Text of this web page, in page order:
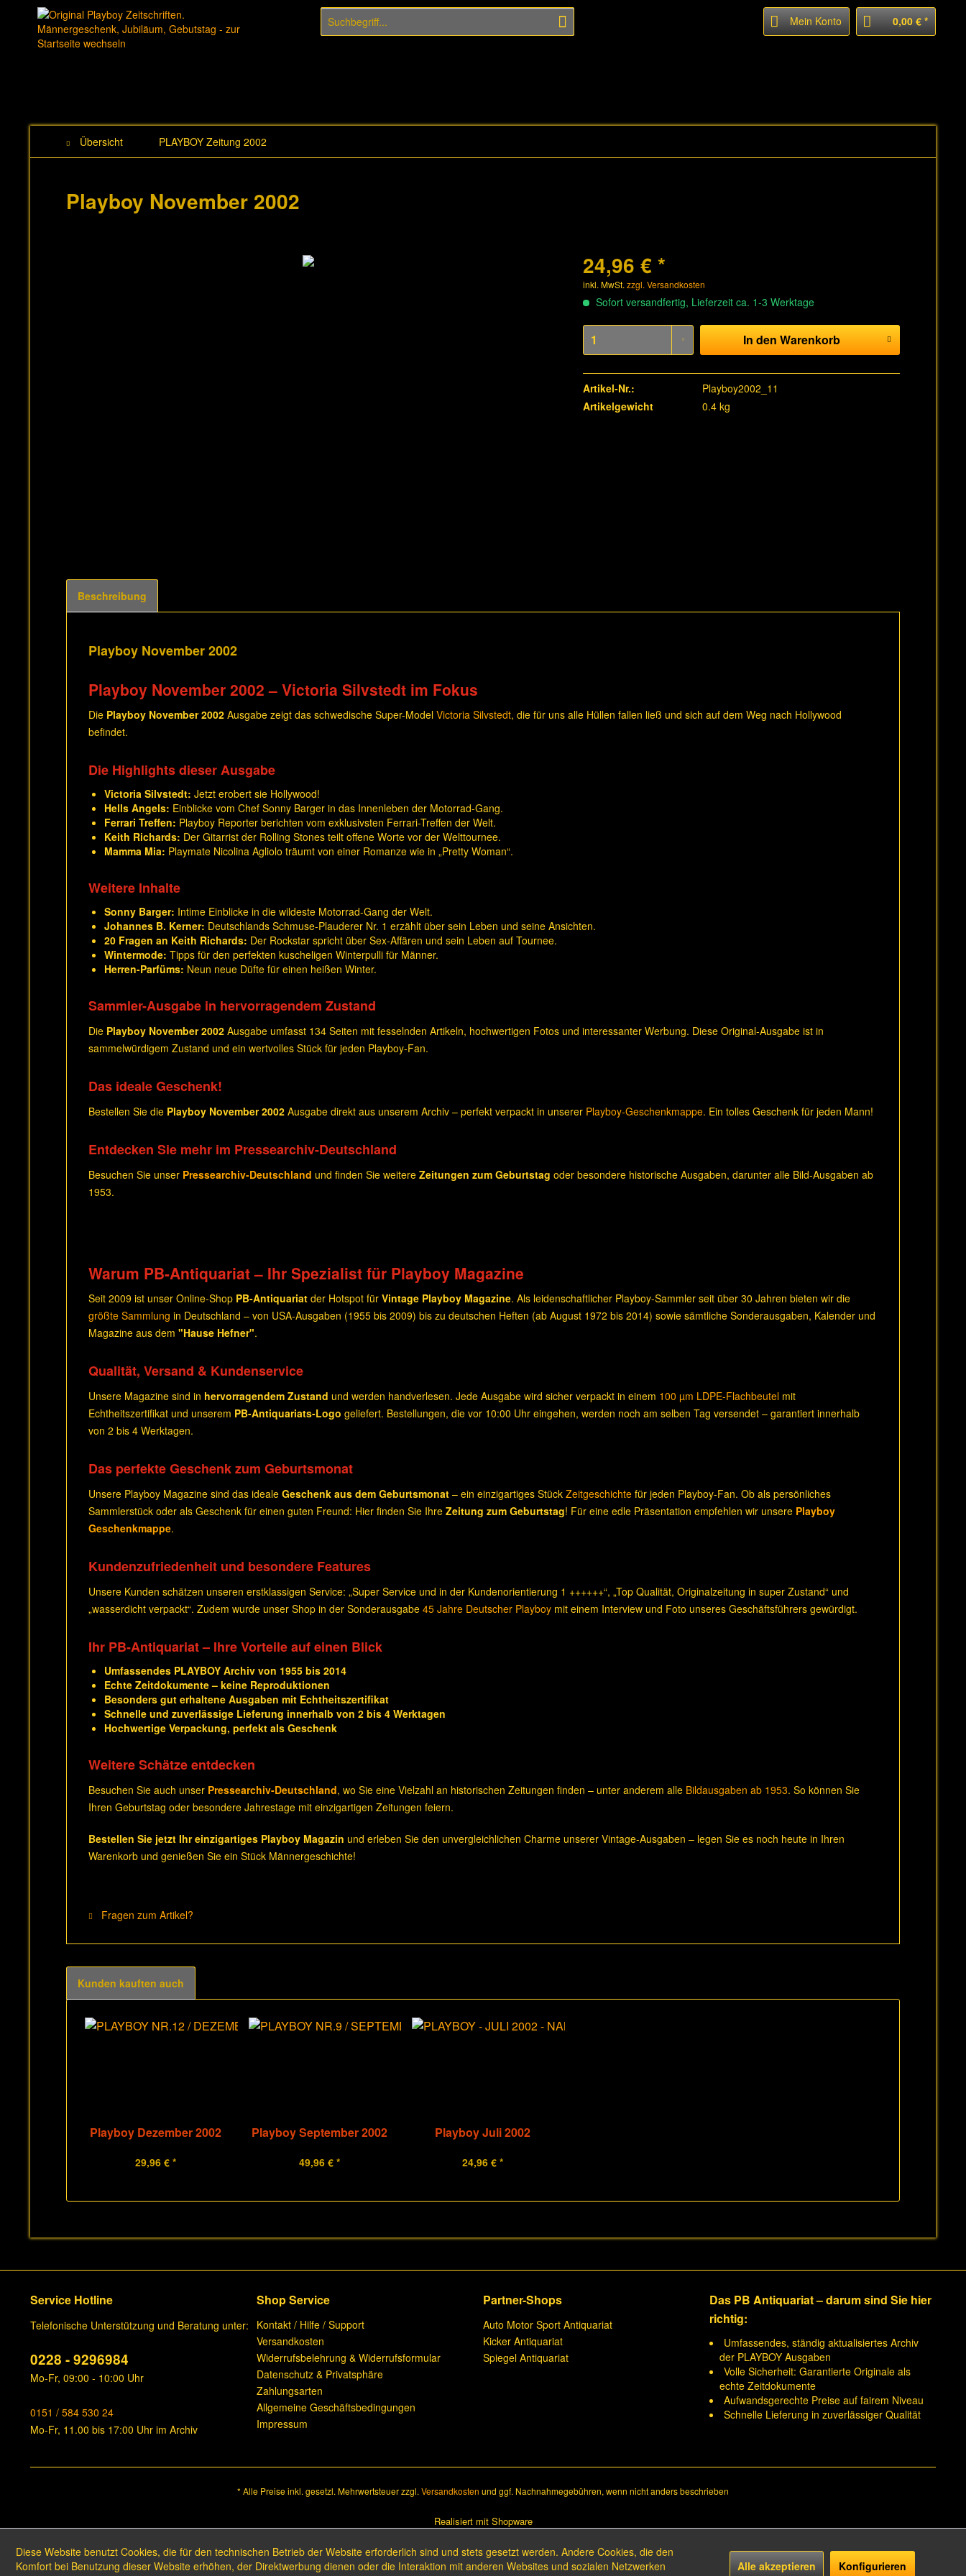
Mein Konto 0,00 € *
Übersicht PLAYBOY Zeitung 2002
Playboy November 2002
24,96 € *
inkl. MwSt.zzgl. Versandkosten
Sofort versandfertig, Lieferzeit ca. 1-3 Werktage
In den Warenkorb
Artikel-Nr.:
Playboy2002_11
Artikelgewicht
0.4 kg
Beschreibung
Playboy November 2002
Playboy November 2002 – Victoria Silvstedt im Fokus
Die Playboy November 2002 Ausgabe zeigt das schwedische Super-Model Victoria Silvstedt, die für uns alle Hüllen fallen ließ und sich auf dem Weg nach Hollywood
befindet.
Die Highlights dieser Ausgabe
Victoria Silvstedt: Jetzt erobert sie Hollywood!
Hells Angels: Einblicke vom Chef Sonny Barger in das Innenleben der Motorrad-Gang.
Ferrari Treffen: Playboy Reporter berichten vom exklusivsten Ferrari-Treffen der Welt.
Keith Richards: Der Gitarrist der Rolling Stones teilt offene Worte vor der Welttournee.
Mamma Mia: Playmate Nicolina Agliolo träumt von einer Romanze wie in „Pretty Woman“.
Weitere Inhalte
Sonny Barger: Intime Einblicke in die wildeste Motorrad-Gang der Welt.
Johannes B. Kerner: Deutschlands Schmuse-Plauderer Nr. 1 erzählt über sein Leben und seine Ansichten.
20 Fragen an Keith Richards: Der Rockstar spricht über Sex-Affären und sein Leben auf Tournee.
Wintermode: Tipps für den perfekten kuscheligen Winterpulli für Männer.
Herren-Parfüms: Neun neue Düfte für einen heißen Winter.
Sammler-Ausgabe in hervorragendem Zustand
Die Playboy November 2002 Ausgabe umfasst 134 Seiten mit fesselnden Artikeln, hochwertigen Fotos und interessanter Werbung. Diese Original-Ausgabe ist in
sammelwürdigem Zustand und ein wertvolles Stück für jeden Playboy-Fan.
Das ideale Geschenk!
Bestellen Sie die Playboy November 2002 Ausgabe direkt aus unserem Archiv – perfekt verpackt in unserer Playboy-Geschenkmappe. Ein tolles Geschenk für jeden Mann!
Entdecken Sie mehr im Pressearchiv-Deutschland
Besuchen Sie unser Pressearchiv-Deutschland und finden Sie weitere Zeitungen zum Geburtstag oder besondere historische Ausgaben, darunter alle Bild-Ausgaben ab
1953.
Warum PB-Antiquariat – Ihr Spezialist für Playboy Magazine
Seit 2009 ist unser Online-Shop PB-Antiquariat der Hotspot für Vintage Playboy Magazine. Als leidenschaftlicher Playboy-Sammler seit über 30 Jahren bieten wir die
größte Sammlung in Deutschland – von USA-Ausgaben (1955 bis 2009) bis zu deutschen Heften (ab August 1972 bis 2014) sowie sämtliche Sonderausgaben, Kalender und
Magazine aus dem "Hause Hefner".
Qualität, Versand & Kundenservice
Unsere Magazine sind in hervorragendem Zustand und werden handverlesen. Jede Ausgabe wird sicher verpackt in einem 100 µm LDPE-Flachbeutel mit
Echtheitszertifikat und unserem PB-Antiquariats-Logo geliefert. Bestellungen, die vor 10:00 Uhr eingehen, werden noch am selben Tag versendet – garantiert innerhalb
von 2 bis 4 Werktagen.
Das perfekte Geschenk zum Geburtsmonat
Unsere Playboy Magazine sind das ideale Geschenk aus dem Geburtsmonat – ein einzigartiges Stück Zeitgeschichte für jeden Playboy-Fan. Ob als persönliches
Sammlerstück oder als Geschenk für einen guten Freund: Hier finden Sie Ihre Zeitung zum Geburtstag! Für eine edle Präsentation empfehlen wir unsere Playboy
Geschenkmappe.
Kundenzufriedenheit und besondere Features
Unsere Kunden schätzen unseren erstklassigen Service: „Super Service und in der Kundenorientierung 1 ++++++“, „Top Qualität, Originalzeitung in super Zustand“ und
„wasserdicht verpackt“. Zudem wurde unser Shop in der Sonderausgabe 45 Jahre Deutscher Playboy mit einem Interview und Foto unseres Geschäftsführers gewürdigt.
Ihr PB-Antiquariat – Ihre Vorteile auf einen Blick
Umfassendes PLAYBOY Archiv von 1955 bis 2014
Echte Zeitdokumente – keine Reproduktionen
Besonders gut erhaltene Ausgaben mit Echtheitszertifikat
Schnelle und zuverlässige Lieferung innerhalb von 2 bis 4 Werktagen
Hochwertige Verpackung, perfekt als Geschenk
Weitere Schätze entdecken
Besuchen Sie auch unser Pressearchiv-Deutschland, wo Sie eine Vielzahl an historischen Zeitungen finden – unter anderem alle Bildausgaben ab 1953. So können Sie
Ihren Geburtstag oder besondere Jahrestage mit einzigartigen Zeitungen feiern.
Bestellen Sie jetzt Ihr einzigartiges Playboy Magazin und erleben Sie den unvergleichlichen Charme unserer Vintage-Ausgaben – legen Sie es noch heute in Ihren
Warenkorb und genießen Sie ein Stück Männergeschichte!
Fragen zum Artikel?
Kunden kauften auch
Playboy Dezember 2002
29,96 € *
Playboy September 2002
49,96 € *
Playboy Juli 2002
24,96 € *
Service Hotline
Telefonische Unterstützung und Beratung unter:
0228 - 9296984
Mo-Fr, 09:00 - 10:00 Uhr
0151 / 584 530 24
Mo-Fr, 11.00 bis 17:00 Uhr im Archiv
Shop Service
Kontakt / Hilfe / Support
Versandkosten
Widerrufsbelehrung & Widerrufsformular
Datenschutz & Privatsphäre
Zahlungsarten
Allgemeine Geschäftsbedingungen
Impressum
Partner-Shops
Auto Motor Sport Antiquariat
Kicker Antiquariat
Spiegel Antiquariat
Das PB Antiquariat – darum sind Sie hier
richtig:
Umfassendes, ständig aktualisiertes Archiv
der PLAYBOY Ausgaben
Volle Sicherheit: Garantierte Originale als
echte Zeitdokumente
Aufwandsgerechte Preise auf fairem Niveau
Schnelle Lieferung in zuverlässiger Qualität
* Alle Preise inkl. gesetzl. Mehrwertsteuer zzgl. Versandkosten und ggf. Nachnahmegebühren, wenn nicht anders beschrieben
Realisiert mit Shopware
Diese Website benutzt Cookies, die für den technischen Betrieb der Website erforderlich sind und stets gesetzt werden. Andere Cookies, die den
Komfort bei Benutzung dieser Website erhöhen, der Direktwerbung dienen oder die Interaktion mit anderen Websites und sozialen Netzwerken
Alle akzeptieren Konfigurieren